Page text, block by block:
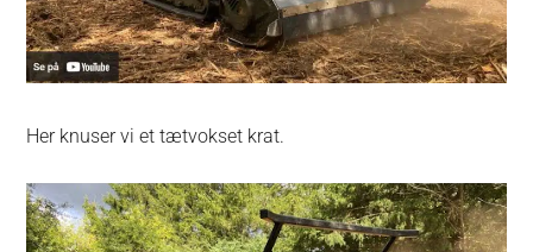
Her knuser vi et tætvokset krat.